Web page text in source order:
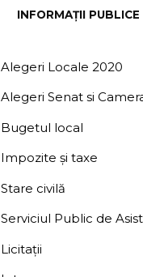
INFORMAȚII PUBLICE
Alegeri Locale 2020
Alegeri Senat si
Bugetul local
Impozite și taxe
Stare civilă
Serviciul Public de
Licitații